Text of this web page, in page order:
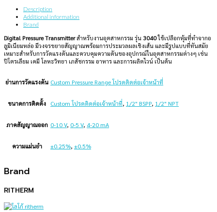
Description
Additional information
Brand
Digital Pressure Transmitterสำหรับงานอุตสาหกรรม รุ่น 3040ใช้เปลือกหุ้มที่ทำจากอ
ลูมิเนียมหล่อ มีวงจรขยายสัญญาณพร้อมการประมวลผลเชิงเส้น และมีรูปแบบที่ทันสมัย
เหมาะสำหรับการวัดแรงดันและควบคุมความดันของอุปกรณ์ในอุตสาหกรรมต่างๆ เช่น
ปิโตรเลียม เคมี โลหะวิทยา เภสัชกรรม อาหาร และการผลิตไวน์ เป็นต้น
ย่านการวัดแรงดัน Custom Pressure Range โปรดติดต่อเจ้าหน้าที่
ขนาดการติดตั้ง Custom โปรดติดต่อเจ้าหน้าที่, 1/2" BSPP, 1/2" NPT
ภาคสัญญาณออก 0-10 V, 0-5 V, 4-20 mA
ความแม่นยำ ±0.25%, ±0.5%
Brand
RITHERM